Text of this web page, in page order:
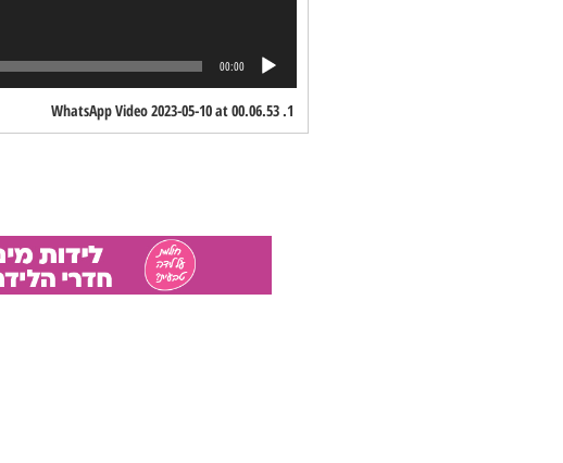
00:00
1.
WhatsApp Video 2023-05-10 at 00.06.53